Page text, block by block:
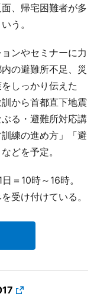
、帰宅困難者が多
う。
ンやセミナーに力
の避難所不足、災
しっかり伝えた
から首都直下地震
る・避難所対応講
練の進め方」「避
どを予定。
＝10時～16時。
受け付けている。